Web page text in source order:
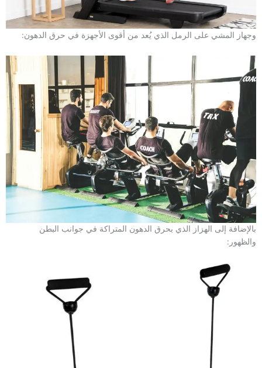
وجهاز المشي على الرمل الذي يُعد من أقوى الأجهزة في حرق الدهون:
بالإضافة إلى الهزاز الذي بحرق الدهون المتراكة في جوانب البطن
والظهور: